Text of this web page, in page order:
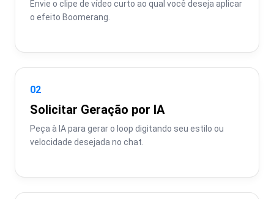
Envie o clipe de vídeo curto ao qual você deseja aplicar
o efeito Boomerang.
02
Solicitar Geração por IA
Peça à IA para gerar o loop digitando seu estilo ou
velocidade desejada no chat.